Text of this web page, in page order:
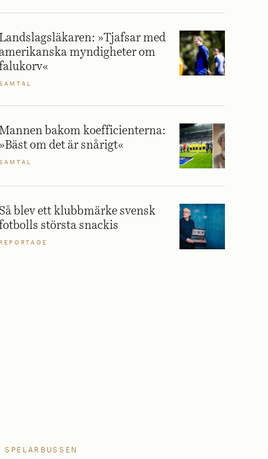
»Tjafsar med
myndigheter om
bakom koefficienterna:
om det är snårigt«
blev ett klubbmärke svensk
största snackis
SPELARBUSSEN